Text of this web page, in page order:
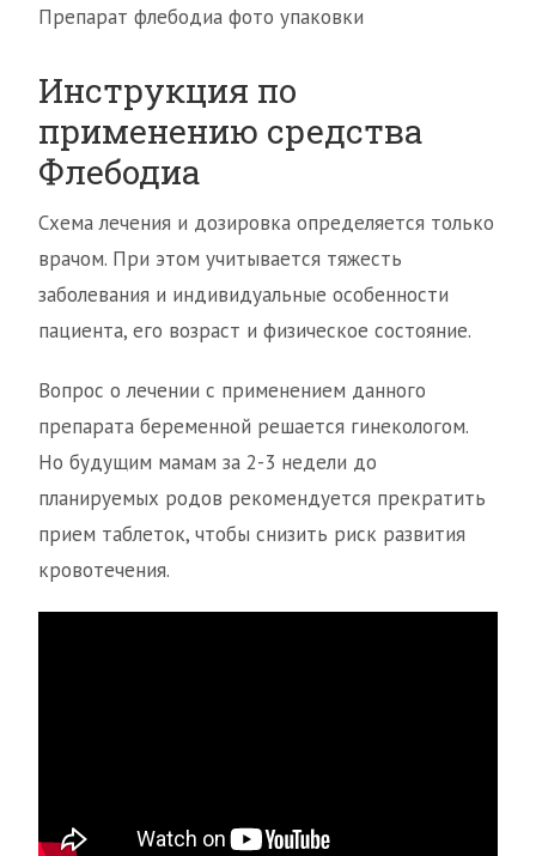
Препарат флебодиа фото упаковки
Инструкция по
применению средства
Флебодиа
Схема лечения и дозировка определяется только
врачом. При этом учитывается тяжесть
заболевания и индивидуальные особенности
пациента, его возраст и физическое состояние.
Вопрос о лечении с применением данного
препарата беременной решается гинекологом.
Но будущим мамам за 2-3 недели до
планируемых родов рекомендуется прекратить
прием таблеток, чтобы снизить риск развития
кровотечения.